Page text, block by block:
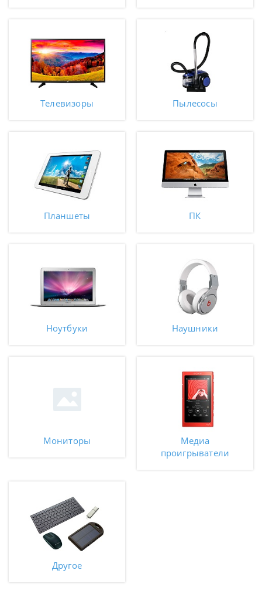
Телевизоры Пылесосы
Планшеты ПК
Ноутбуки Наушники
Мониторы
Медиа
проигрыватели
Другое